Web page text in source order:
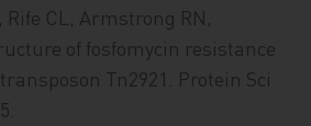
Rife CL, Armstrong RN,
of fosfomycin resistance
Tn2921. Protein Sci